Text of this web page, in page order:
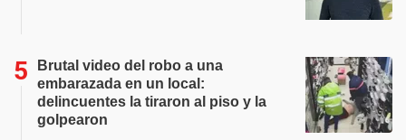
Brutal video del robo a una
embarazada en un local:
delincuentes la tiraron al piso y la
golpearon